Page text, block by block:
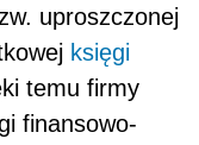
uproszczonej
księgi
temu firmy
finansowo-